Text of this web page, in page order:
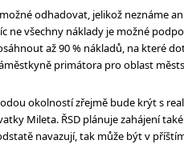
odhadovat, jelikož neznáme
ne všechny náklady je možné
až 90 % nákladů, na které
primátora pro oblast
okolností zřejmě bude krýt s
Mileta. ŘSD plánuje zahájení
navazují, tak může být v